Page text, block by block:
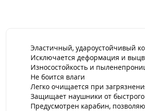
Эластичный, удароустойчивый
Исключается деформация и
Износостойкость и
Не боится влаги
Легко очищается при
Защищает наушники от быстрого
Предусмотрен карабин,